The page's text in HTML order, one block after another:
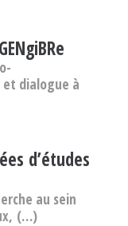
dialogue à
d’études
au sein
(…)